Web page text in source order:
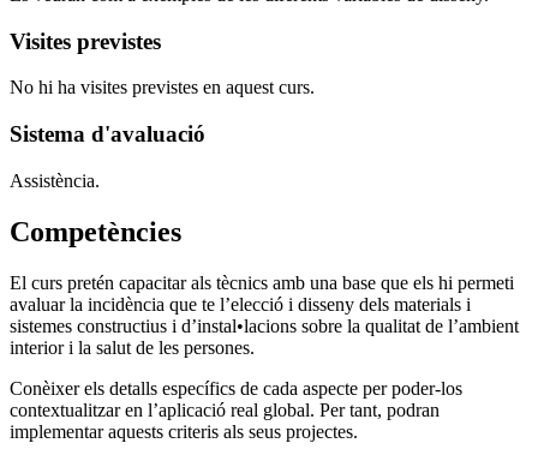
Visites previstes
No hi ha visites previstes en aquest curs.
Sistema d'avaluació
Assistència.
Competències
El curs pretén capacitar als tècnics amb una base que els hi permeti
avaluar la incidència que te l’elecció i disseny dels materials i
sistemes constructius i d’instal•lacions sobre la qualitat de l’ambient
interior i la salut de les persones.
Conèixer els detalls específics de cada aspecte per poder-los
contextualitzar en l’aplicació real global. Per tant, podran
implementar aquests criteris als seus projectes.